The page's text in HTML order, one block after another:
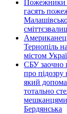
Пожежники
гасять
Тернопіль
містом
СБУ заочно
про підозру
який
тотально
Бердянська